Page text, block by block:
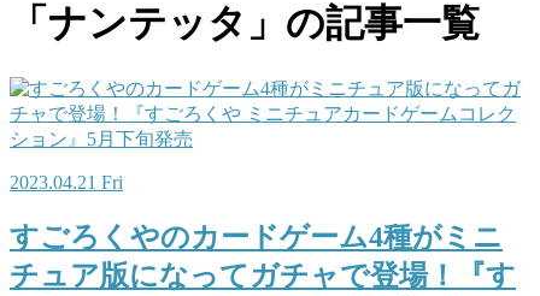
「ナンテッタ」の記事一覧
2023.04.21 Fri
すごろくやのカードゲーム4種がミニ
チュア版になってガチャで登場！『す